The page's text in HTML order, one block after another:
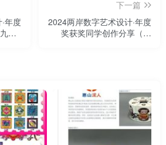
年度
）|
下一篇
2024两岸数字艺术设计·年度
奖获奖同学创作分享（十